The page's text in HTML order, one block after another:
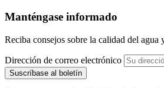
Manténgase informado
Reciba consejos sobre la calidad del agua
Dirección de correo electrónico
Suscríbase al boletín